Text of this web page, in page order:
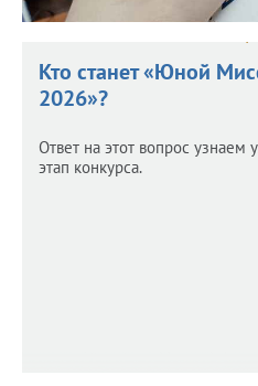
Кто станет «Юной
2026»?
Ответ на этот вопрос узнаем
этап конкурса.